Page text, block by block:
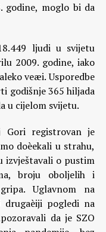
godine, moglo bi da
ljudi u svijetu
2009. godine, iako
veæi. Usporedbe
godišnje 365 hiljada
u cijelom svijetu.
registrovan je
doèekali u strahu,
izvještavali o pustim
broju oboljelih i
Uglavnom na
pogledi na
da je SZO